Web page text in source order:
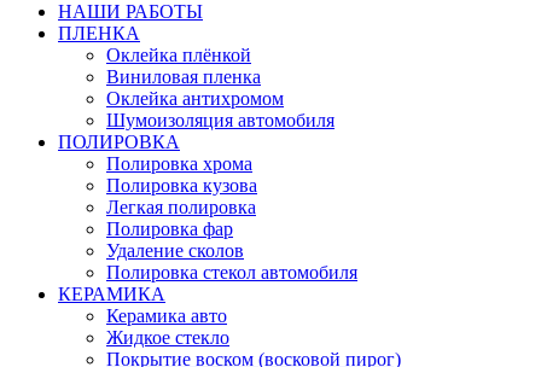
НАШИ РАБОТЫ
ПЛЕНКА
Оклейка плёнкой
Виниловая пленка
Оклейка антихромом
Шумоизоляция автомобиля
ПОЛИРОВКА
Полировка хрома
Полировка кузова
Легкая полировка
Полировка фар
Удаление сколов
Полировка стекол автомобиля
КЕРАМИКА
Керамика авто
Жидкое стекло
Покрытие воском (восковой пирог)